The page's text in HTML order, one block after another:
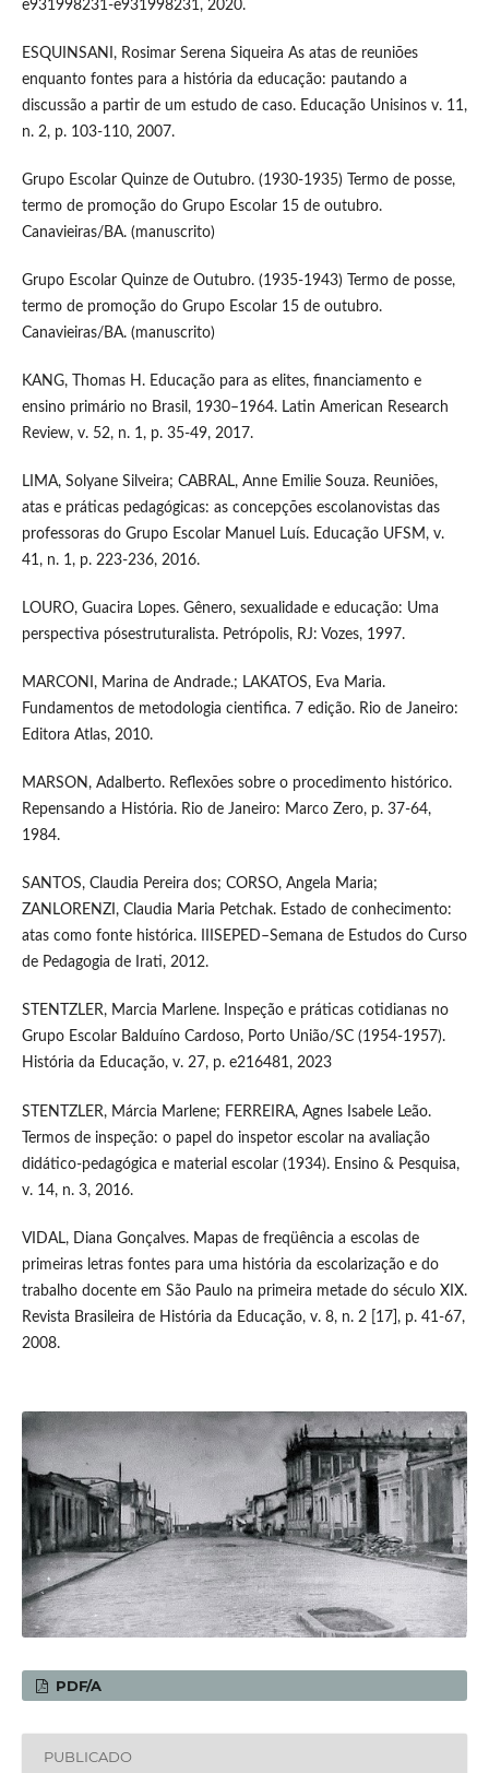
e931998231-e931998231, 2020.
ESQUINSANI, Rosimar Serena Siqueira As atas de reuniões
enquanto fontes para a história da educação: pautando a
discussão a partir de um estudo de caso. Educação Unisinos v. 11,
n. 2, p. 103-110, 2007.
Grupo Escolar Quinze de Outubro. (1930-1935) Termo de posse,
termo de promoção do Grupo Escolar 15 de outubro.
Canavieiras/BA. (manuscrito)
Grupo Escolar Quinze de Outubro. (1935-1943) Termo de posse,
termo de promoção do Grupo Escolar 15 de outubro.
Canavieiras/BA. (manuscrito)
KANG, Thomas H. Educação para as elites, financiamento e
ensino primário no Brasil, 1930–1964. Latin American Research
Review, v. 52, n. 1, p. 35-49, 2017.
LIMA, Solyane Silveira; CABRAL, Anne Emilie Souza. Reuniões,
atas e práticas pedagógicas: as concepções escolanovistas das
professoras do Grupo Escolar Manuel Luís. Educação UFSM, v.
41, n. 1, p. 223-236, 2016.
LOURO, Guacira Lopes. Gênero, sexualidade e educação: Uma
perspectiva pósestruturalista. Petrópolis, RJ: Vozes, 1997.
MARCONI, Marina de Andrade.; LAKATOS, Eva Maria.
Fundamentos de metodologia cientifica. 7 edição. Rio de Janeiro:
Editora Atlas, 2010.
MARSON, Adalberto. Reflexões sobre o procedimento histórico.
Repensando a História. Rio de Janeiro: Marco Zero, p. 37-64,
1984.
SANTOS, Claudia Pereira dos; CORSO, Angela Maria;
ZANLORENZI, Claudia Maria Petchak. Estado de conhecimento:
atas como fonte histórica. IIISEPED–Semana de Estudos do Curso
de Pedagogia de Irati, 2012.
STENTZLER, Marcia Marlene. Inspeção e práticas cotidianas no
Grupo Escolar Balduíno Cardoso, Porto União/SC (1954-1957).
História da Educação, v. 27, p. e216481, 2023
STENTZLER, Márcia Marlene; FERREIRA, Agnes Isabele Leão.
Termos de inspeção: o papel do inspetor escolar na avaliação
didático-pedagógica e material escolar (1934). Ensino & Pesquisa,
v. 14, n. 3, 2016.
VIDAL, Diana Gonçalves. Mapas de freqüência a escolas de
primeiras letras fontes para uma história da escolarização e do
trabalho docente em São Paulo na primeira metade do século XIX.
Revista Brasileira de História da Educação, v. 8, n. 2 [17], p. 41-67,
2008.
PDF/A
PUBLICADO